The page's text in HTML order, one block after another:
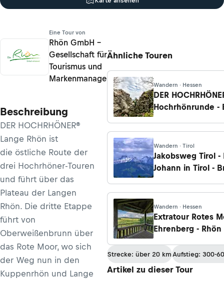
Eine Tour von
Rhön GmbH –
Gesellschaft für
Tourismus und
Markenmanagement
Beschreibung
DER HOCHRHÖNER®
Lange Rhön ist
die östliche Route der
drei Hochrhöner-Touren
und führt über das
Plateau der Langen
Rhön. Die dritte Etappe
führt von
Oberweißenbrunn über
das Rote Moor, wo sich
der Weg nun in den
Kuppenrhön und Lange
Ähnliche Touren
Wandern · Hessen
DER
Hochrhönrunde -
nach Gotthards
Wandern · Tirol
Jakobsweg Tirol -
Johann in Tirol -
Wandern · Hessen
Extratour Rotes
Ehrenberg - Rhön
Strecke: über 20 km Aufstieg: 300-
Artikel zu dieser Tour